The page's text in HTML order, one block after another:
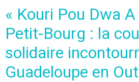
« Kouri Pou Dwa
Petit-Bourg : la
solidaire
Guadeloupe en